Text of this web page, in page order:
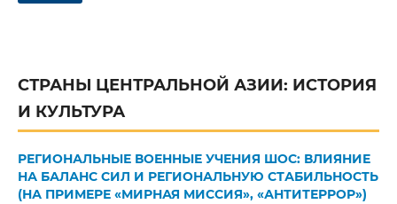
СТРАНЫ ЦЕНТРАЛЬНОЙ АЗИИ: ИСТОРИЯ
И КУЛЬТУРА
РЕГИОНАЛЬНЫЕ ВОЕННЫЕ УЧЕНИЯ ШОС: ВЛИЯНИЕ
НА БАЛАНС СИЛ И РЕГИОНАЛЬНУЮ СТАБИЛЬНОСТЬ
(НА ПРИМЕРЕ «МИРНАЯ МИССИЯ», «АНТИТЕРРОР»)